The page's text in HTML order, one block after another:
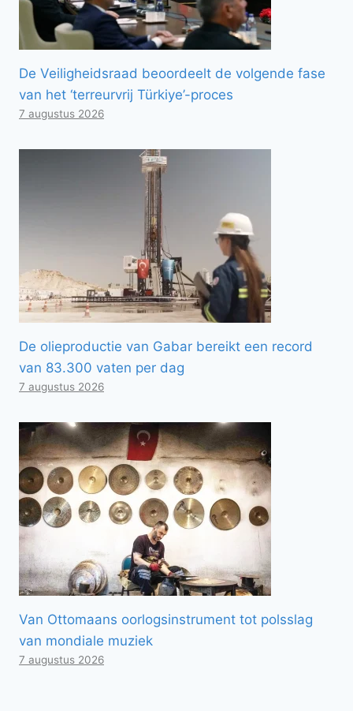
De Veiligheidsraad beoordeelt de volgende fase
van het ‘terreurvrij Türkiye’-proces
7 augustus 2026
De olieproductie van Gabar bereikt een record
van 83.300 vaten per dag
7 augustus 2026
Van Ottomaans oorlogsinstrument tot polsslag
van mondiale muziek
7 augustus 2026